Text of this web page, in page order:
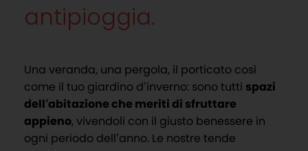
antipioggia.
Una veranda, una pergola, il porticato così
come il tuo giardino d’inverno: sono tutti spazi
dell’abitazione che meriti di sfruttare
appieno, vivendoli con il giusto benessere in
ogni periodo dell’anno. Le nostre tende